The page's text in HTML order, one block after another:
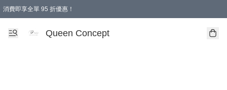
消費即享全單 95 折優惠！
Queen Concept